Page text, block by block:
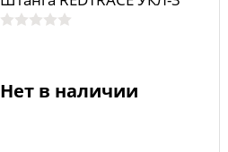
Нет в наличии